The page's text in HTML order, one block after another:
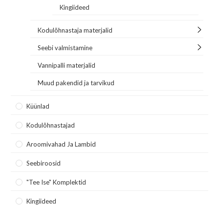
Kingiideed
Kodulõhnastaja materjalid
Seebi valmistamine
Vannipalli materjalid
Muud pakendid ja tarvikud
Küünlad
Kodulõhnastajad
Aroomivahad Ja Lambid
Seebiroosid
"Tee Ise" Komplektid
Kingiideed